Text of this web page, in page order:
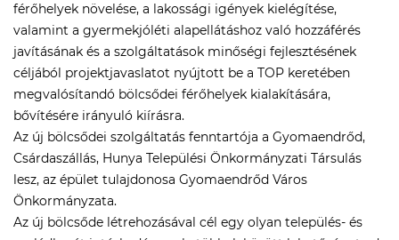
férőhelyek növelése, a lakossági igények kielégítése,
valamint a gyermekjóléti alapellátáshoz való hozzáférés
javításának és a szolgáltatások minőségi fejlesztésének
céljából projektjavaslatot nyújtott be a TOP keretében
megvalósítandó bölcsődei férőhelyek kialakítására,
bővítésére irányuló kiírásra.
Az új bölcsődei szolgáltatás fenntartója a Gyomaendrőd,
Csárdaszállás, Hunya Települési Önkormányzati Társulás
lesz, az épület tulajdonosa Gyomaendrőd Város
Önkormányzata.
Az új bölcsőde létrehozásával cél egy olyan település- és